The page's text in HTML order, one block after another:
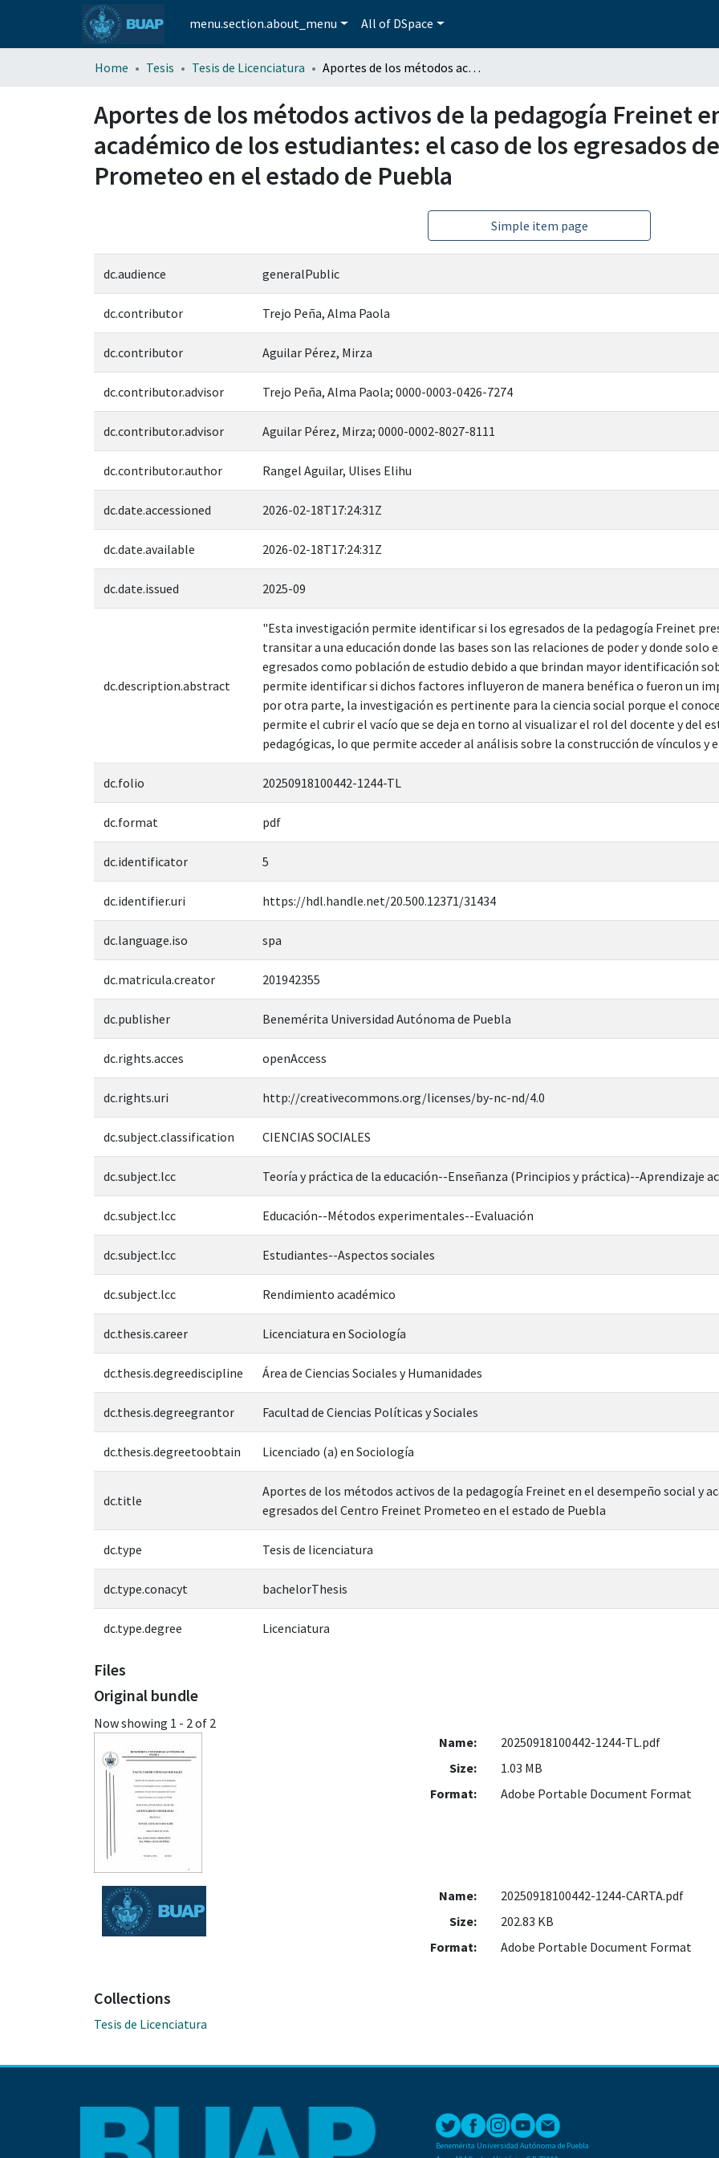
menu.section.about_menu All of DSpace
Home Tesis Tesis de Licenciatura Aportes de los métodos activos de la pedagogía Freinet en el desempeño social y académico de los estudiantes: el caso de los egresados del Centro Freinet Prometeo en el estado de Puebla
Aportes de los métodos activos de la pedagogía Freinet
académico de los estudiantes: el caso de los egresados
Prometeo en el estado de Puebla
Simple item page
dc.audience generalPublic
dc.contributor Trejo Peña, Alma Paola
dc.contributor Aguilar Pérez, Mirza
dc.contributor.advisor Trejo Peña, Alma Paola; 0000-0003-0426-7274
dc.contributor.advisor Aguilar Pérez, Mirza; 0000-0002-8027-8111
dc.contributor.author Rangel Aguilar, Ulises Elihu
dc.date.accessioned 2026-02-18T17:24:31Z
dc.date.available 2026-02-18T17:24:31Z
dc.date.issued 2025-09
dc.description.abstract
"Esta investigación permite identificar si los egresados de la pedagogía Freinet
transitar a una educación donde las bases son las relaciones de poder y donde
egresados como población de estudio debido a que brindan mayor identificación
permite identificar si dichos factores influyeron de manera benéfica o fueron un
por otra parte, la investigación es pertinente para la ciencia social porque el
permite el cubrir el vacío que se deja en torno al visualizar el rol del docente y del
pedagógicas, lo que permite acceder al análisis sobre la construcción de vínculos
dc.folio 20250918100442-1244-TL
dc.format pdf
dc.identificator 5
dc.identifier.uri https://hdl.handle.net/20.500.12371/31434
dc.language.iso spa
dc.matricula.creator 201942355
dc.publisher Benemérita Universidad Autónoma de Puebla
dc.rights.acces openAccess
dc.rights.uri http://creativecommons.org/licenses/by-nc-nd/4.0
dc.subject.classification CIENCIAS SOCIALES
dc.subject.lcc Teoría y práctica de la educación--Enseñanza (Principios y práctica)--Aprendizaje
dc.subject.lcc Educación--Métodos experimentales--Evaluación
dc.subject.lcc Estudiantes--Aspectos sociales
dc.subject.lcc Rendimiento académico
dc.thesis.career Licenciatura en Sociología
dc.thesis.degreediscipline Área de Ciencias Sociales y Humanidades
dc.thesis.degreegrantor Facultad de Ciencias Políticas y Sociales
dc.thesis.degreetoobtain Licenciado (a) en Sociología
dc.title
Aportes de los métodos activos de la pedagogía Freinet en el desempeño social y
egresados del Centro Freinet Prometeo en el estado de Puebla
dc.type Tesis de licenciatura
dc.type.conacyt bachelorThesis
dc.type.degree Licenciatura
Files
Original bundle
Now showing 1 - 2 of 2
Name:
20250918100442-1244-TL.pdf
Size:
1.03 MB
Format:
Adobe Portable Document Format
Name:
20250918100442-1244-CARTA.pdf
Size:
202.83 KB
Format:
Adobe Portable Document Format
Collections
Tesis de Licenciatura
Benemérita Universidad Autónoma de Puebla